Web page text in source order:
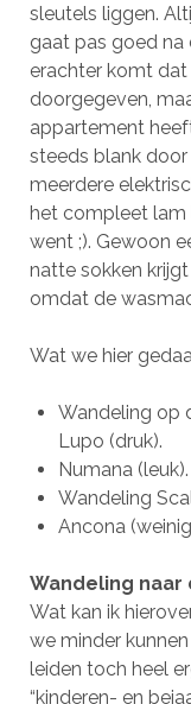
sleutels liggen.
gaat pas goed na
erachter komt
doorgegeven,
appartement
steeds blank
meerdere
het compleet lam
went ;). Gewoon
natte sokken
omdat de
Wat we hier
Wandeling op
Lupo (druk).
Numana (leuk).
Wandeling
Ancona
Wandeling naar
Wat kan ik
we minder
leiden toch heel
“kinderen- en